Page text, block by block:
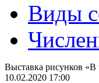
Виды
Выставка рисунков «В
10.02.2020 17:00